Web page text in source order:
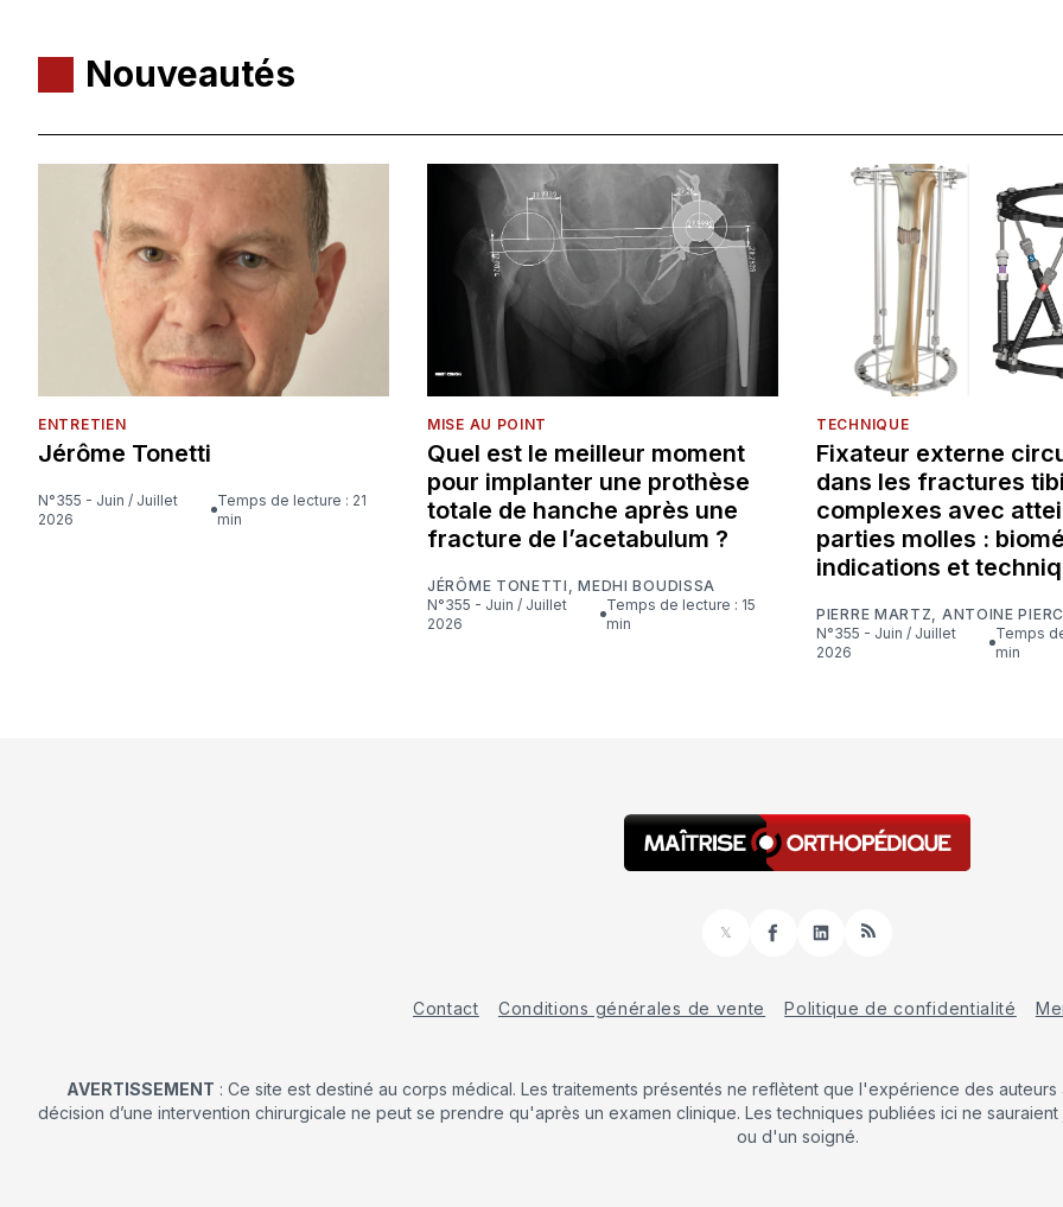
Nouveautés
ENTRETIEN
Jérôme Tonetti
N°355 - Juin / Juillet
2026
Temps de lecture : 21
min
MISE AU POINT
Quel est le meilleur moment
pour implanter une prothèse
totale de hanche après une
fracture de l’acetabulum ?
JÉRÔME TONETTI ,MEDHI BOUDISSA
N°355 - Juin / Juillet
2026
Temps de lecture : 15
min
TECHNIQUE
Fixateur externe
dans les fractures
complexes avec
parties molles :
indications et
PIERRE MARTZ
ANTOINE
N°355 - Juin / Juillet
2026
Temps de lecture : 16
min
𝕏
FacebookLinkedInRSS
Contact Conditions générales de vente Politique de confidentialité
AVERTISSEMENT : Ce site est destiné au corps médical. Les traitements présentés ne reflètent que l'expérience des
décision d’une intervention chirurgicale ne peut se prendre qu'après un examen clinique. Les techniques publiées ici ne
ou d'un soigné.